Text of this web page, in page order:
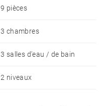
9 pièces
3 chambres
3 salles d'eau / de bain
2 niveaux